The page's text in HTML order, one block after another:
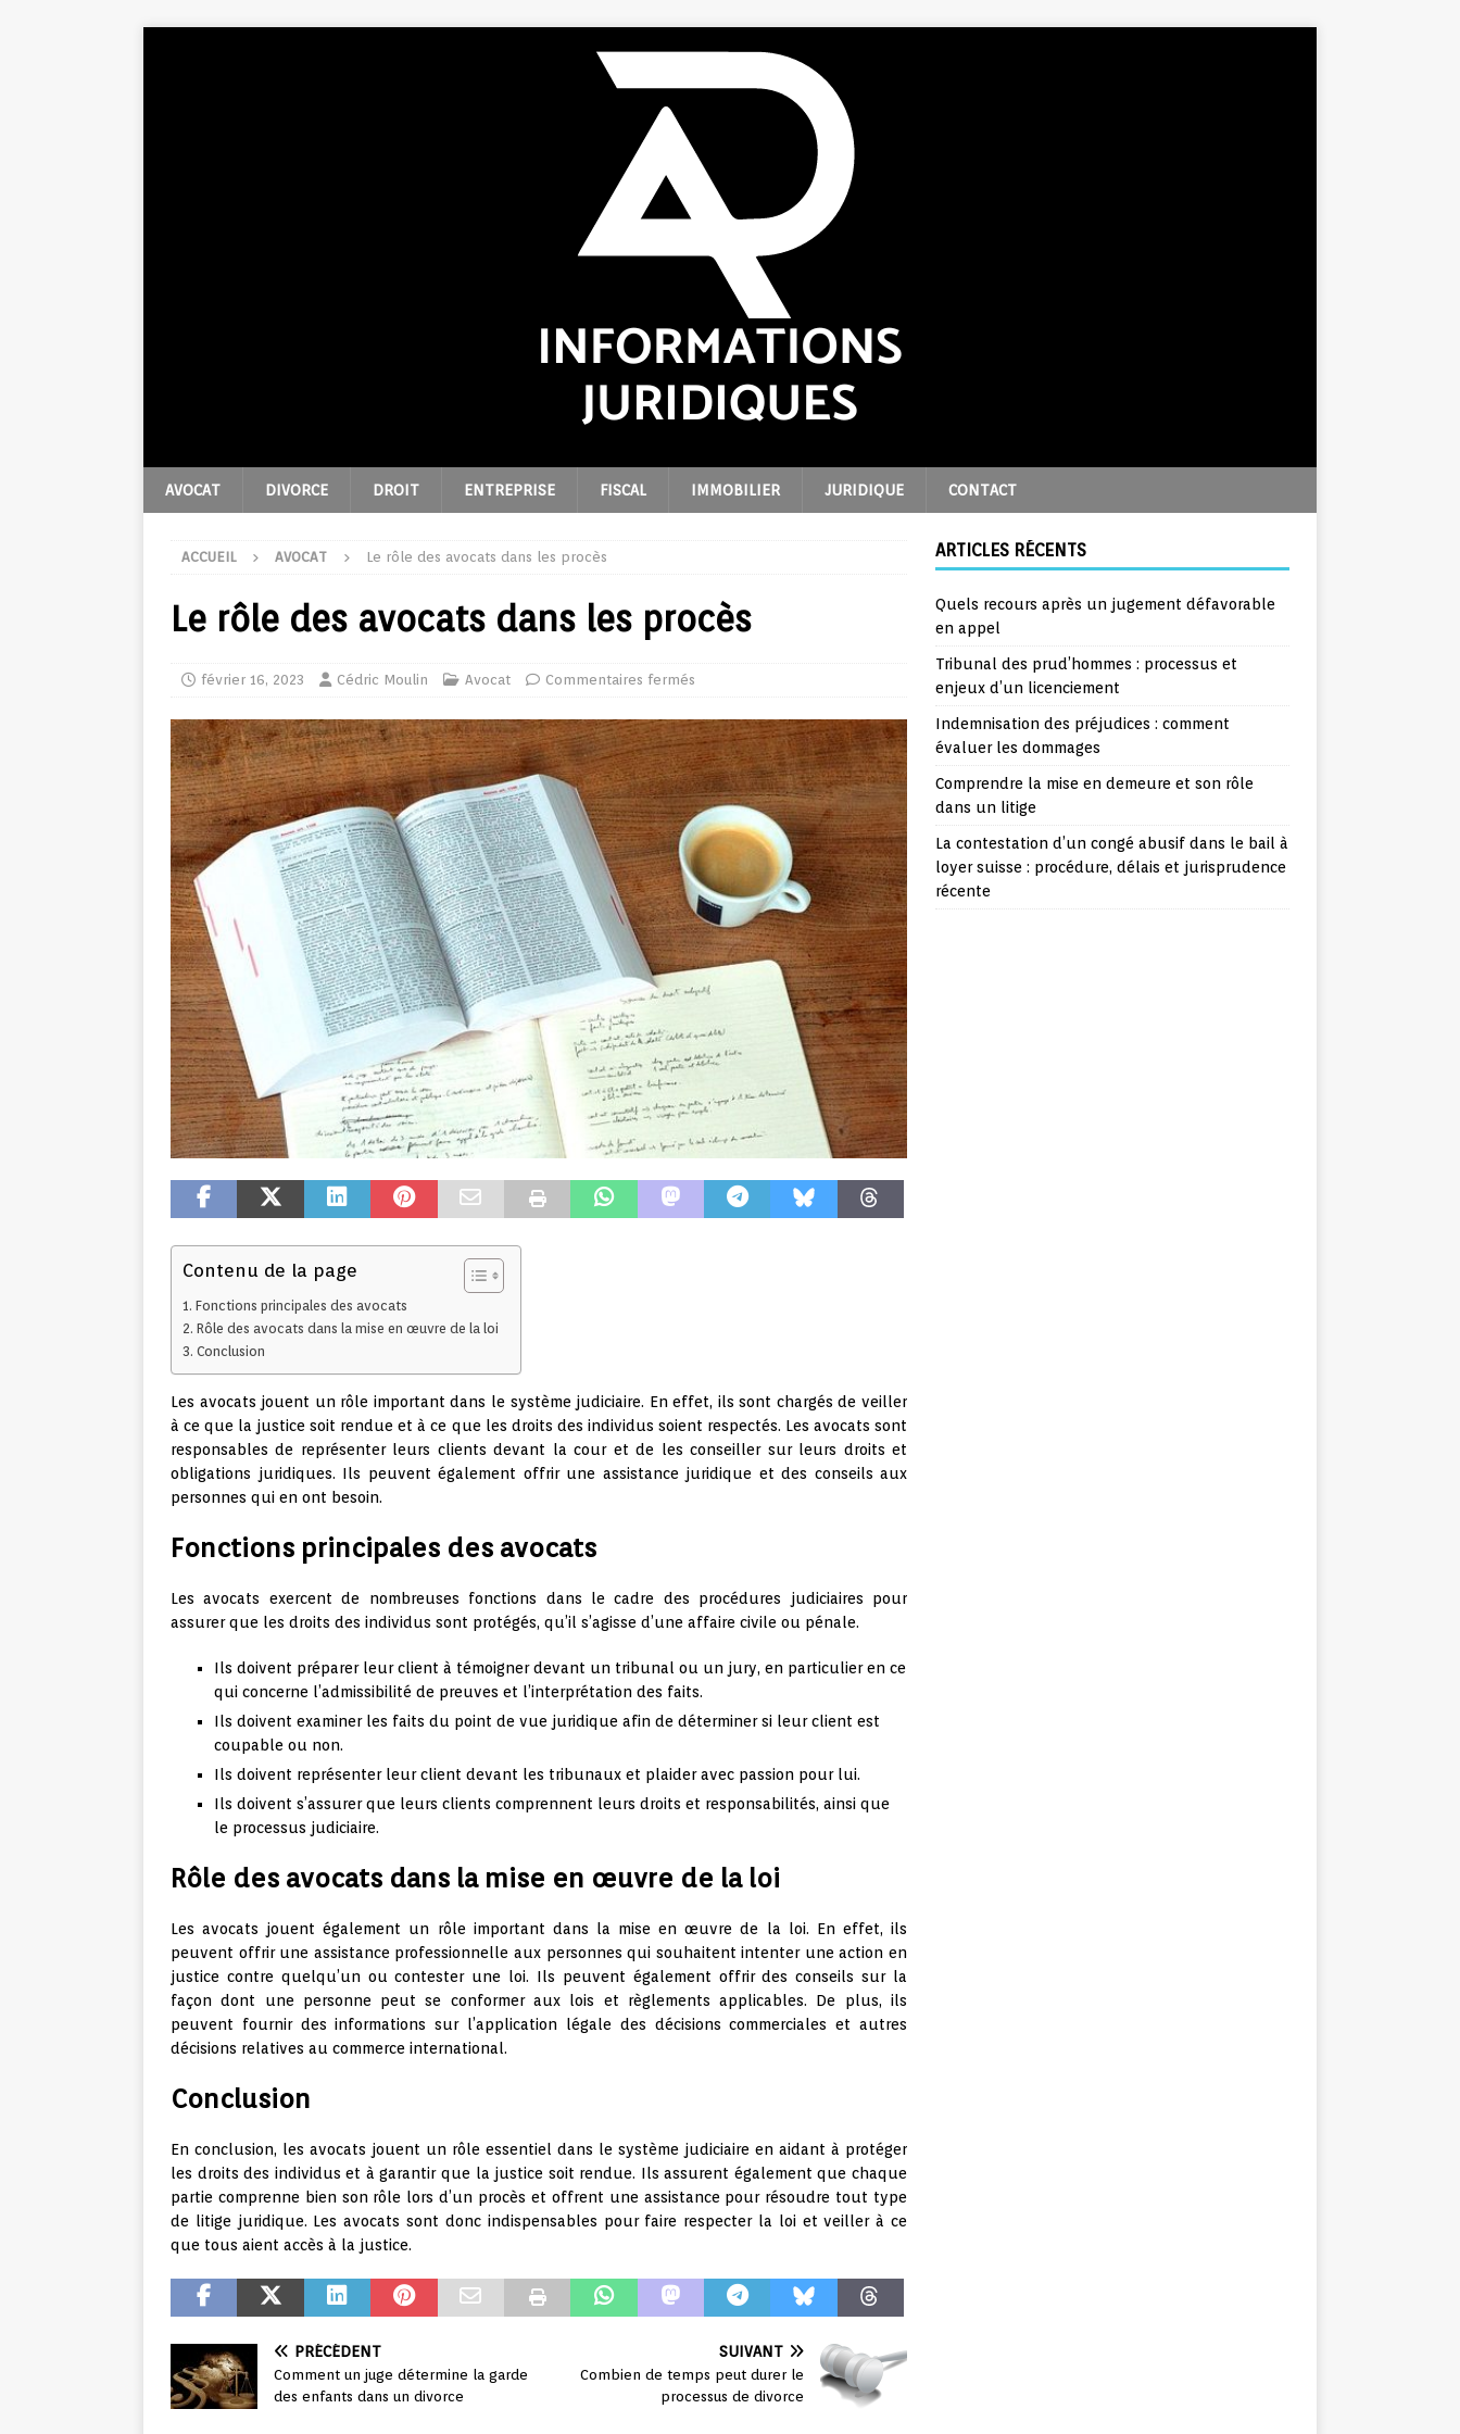
AVOCAT DIVORCE DROIT ENTREPRISE FISCAL IMMOBILIER JURIDIQUE CONTACT
ACCUEIL AVOCAT Le rôle des avocats dans les procès
Le rôle des avocats dans les procès
février 16, 2023 Cédric Moulin Avocat Commentaires fermés
Contenu de la page
Fonctions principales des avocats
Rôle des avocats dans la mise en œuvre de la loi
Conclusion
Les avocats jouent un rôle important dans le système judiciaire. En effet, ils sont chargés de veiller
à ce que la justice soit rendue et à ce que les droits des individus soient respectés. Les avocats sont
responsables de représenter leurs clients devant la cour et de les conseiller sur leurs droits et
obligations juridiques. Ils peuvent également offrir une assistance juridique et des conseils aux
personnes qui en ont besoin.
Fonctions principales des avocats
Les avocats exercent de nombreuses fonctions dans le cadre des procédures judiciaires pour
assurer que les droits des individus sont protégés, qu’il s’agisse d’une affaire civile ou pénale.
Ils doivent préparer leur client à témoigner devant un tribunal ou un jury, en particulier en ce
qui concerne l’admissibilité de preuves et l’interprétation des faits.
Ils doivent examiner les faits du point de vue juridique afin de déterminer si leur client est
coupable ou non.
Ils doivent représenter leur client devant les tribunaux et plaider avec passion pour lui.
Ils doivent s’assurer que leurs clients comprennent leurs droits et responsabilités, ainsi que
le processus judiciaire.
Rôle des avocats dans la mise en œuvre de la loi
Les avocats jouent également un rôle important dans la mise en œuvre de la loi. En effet, ils
peuvent offrir une assistance professionnelle aux personnes qui souhaitent intenter une action en
justice contre quelqu’un ou contester une loi. Ils peuvent également offrir des conseils sur la
façon dont une personne peut se conformer aux lois et règlements applicables. De plus, ils
peuvent fournir des informations sur l’application légale des décisions commerciales et autres
décisions relatives au commerce international.
Conclusion
En conclusion, les avocats jouent un rôle essentiel dans le système judiciaire en aidant à protéger
les droits des individus et à garantir que la justice soit rendue. Ils assurent également que chaque
partie comprenne bien son rôle lors d’un procès et offrent une assistance pour résoudre tout type
de litige juridique. Les avocats sont donc indispensables pour faire respecter la loi et veiller à ce
que tous aient accès à la justice.
PRÉCÉDENT
Comment un juge détermine la garde
des enfants dans un divorce
SUIVANT
Combien de temps peut durer le
processus de divorce
ARTICLES RÉCENTS
Quels recours après un jugement défavorable
en appel
Tribunal des prud’hommes : processus et
enjeux d’un licenciement
Indemnisation des préjudices : comment
évaluer les dommages
Comprendre la mise en demeure et son rôle
dans un litige
La contestation d’un congé abusif dans le bail à
loyer suisse : procédure, délais et jurisprudence
récente